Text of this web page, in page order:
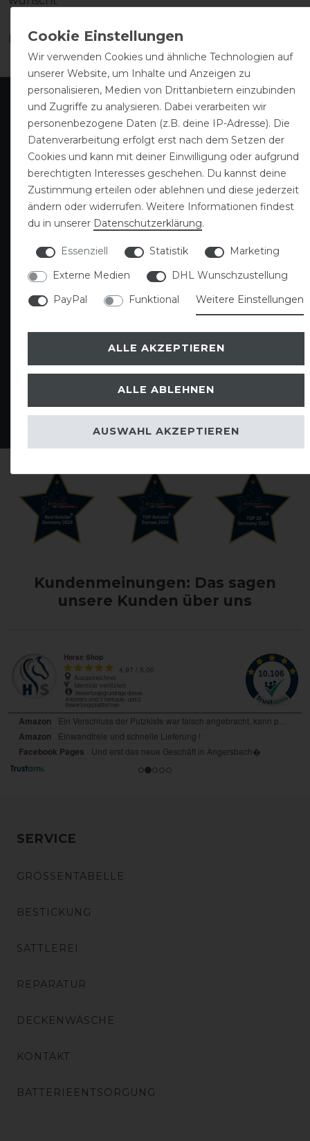
Ihr Team des Horse Shop Landenhausen
Gutscheine
Deckenwäsche
Kundenmeinungen: Das sagen
unsere Kunden über uns
SERVICE
GRÖSSENTABELLE
BESTICKUNG
SATTLEREI
REPARATUR
DECKENWÄSCHE
KONTAKT
BATTERIEENTSORGUNG
Wir verwenden Cookies und ähnliche Technologien auf
unserer Website, um Inhalte und Anzeigen zu
personalisieren, Medien von Drittanbietern einzubinden
und Zugriffe zu analysieren. Dabei verarbeiten wir
personenbezogene Daten (z.B. deine IP-Adresse). Die
Datenverarbeitung erfolgt erst nach dem Setzen der
Cookies und kann mit deiner Einwilligung oder aufgrund
berechtigten Interesses geschehen. Du kannst deine
Zustimmung erteilen oder ablehnen und diese jederzeit
ändern oder widerrufen. Weitere Informationen findest
du in unserer Daten­schutz­erklärung.
Essenziell Statistik
Marketing
Externe Medien
DHL Wunschzustellung
PayPal
Funktional Weitere Einstellungen
ALLE AKZEPTIEREN
ALLE ABLEHNEN
AUSWAHL AKZEPTIEREN